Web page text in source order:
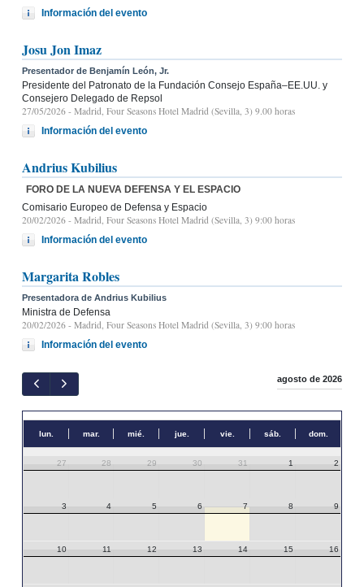
Información del evento
Josu Jon Imaz
Presentador de Benjamín León, Jr.
Presidente del Patronato de la Fundación Consejo España–EE.UU. y
Consejero Delegado de Repsol
27/05/2026 - Madrid, Four Seasons Hotel Madrid (Sevilla, 3) 9.00 horas
Información del evento
Andrius Kubilius
FORO DE LA NUEVA DEFENSA Y EL ESPACIO
Comisario Europeo de Defensa y Espacio
20/02/2026 - Madrid, Four Seasons Hotel Madrid (Sevilla, 3) 9:00 horas
Información del evento
Margarita Robles
Presentadora de Andrius Kubilius
Ministra de Defensa
20/02/2026 - Madrid, Four Seasons Hotel Madrid (Sevilla, 3) 9:00 horas
Información del evento
agosto de 2026
lun. mar. mié. jue. vie. sáb. dom.
27 28 29 30 31 1 2
3 4 5 6 7 8 9
10 11 12 13 14 15 16